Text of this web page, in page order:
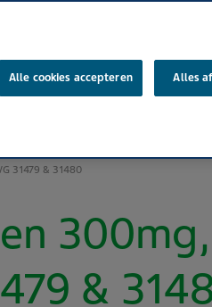
31479 & 31480
300mg,
&
Alle cookies accepteren Alles